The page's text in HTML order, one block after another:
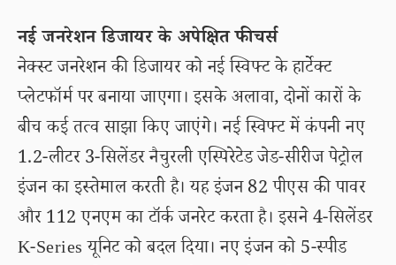
नई जनरेशन डिजायर के अपेक्षित फीचर्स
नेक्स्ट जनरेशन की डिजायर को नई स्विफ्ट के हार्टेक्ट
प्लेटफॉर्म पर बनाया जाएगा। इसके अलावा, दोनों कारों के
बीच कई तत्व साझा किए जाएंगे। नई स्विफ्ट में कंपनी नए
1.2-लीटर 3-सिलेंडर नैचुरली एस्पिरेटेड जेड-सीरीज पेट्रोल
इंजन का इस्तेमाल करती है। यह इंजन 82 पीएस की पावर
और 112 एनएम का टॉर्क जनरेट करता है। इसने 4-सिलेंडर
K-Series यूनिट को बदल दिया। नए इंजन को 5-स्पीड